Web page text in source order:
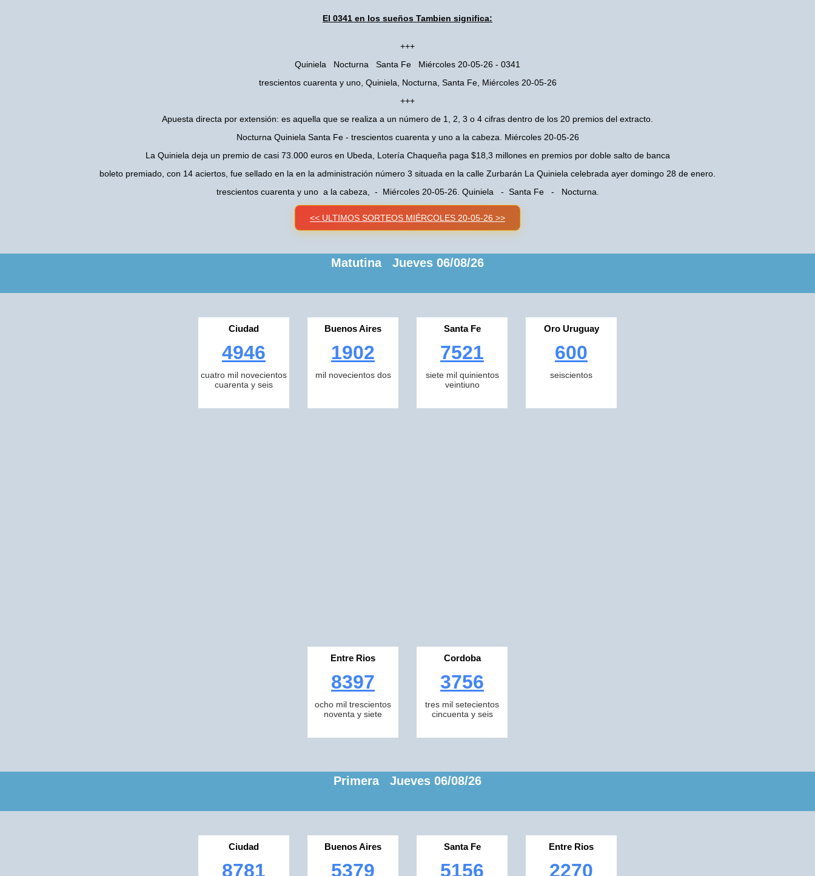
El 0341 en los sueños Tambien significa:
+++
Quiniela Nocturna Santa Fe Miércoles 20-05-26 - 0341
trescientos cuarenta y uno, Quiniela, Nocturna, Santa Fe, Miércoles 20-05-26
+++
Apuesta directa por extensión: es aquella que se realiza a un número de 1, 2, 3 o 4 cifras dentro de los 20 premios del extracto.
Nocturna Quiniela Santa Fe - trescientos cuarenta y uno a la cabeza. Miércoles 20-05-26
La Quiniela deja un premio de casi 73.000 euros en Ubeda, Lotería Chaqueña paga $18,3 millones en premios por doble salto de banca
boleto premiado, con 14 aciertos, fue sellado en la en la administración número 3 situada en la calle Zurbarán La Quiniela celebrada ayer domingo 28 de enero.
trescientos cuarenta y uno a la cabeza, - Miércoles 20-05-26. Quiniela - Santa Fe - Nocturna.
<< ULTIMOS SORTEOS MIÉRCOLES 20-05-26 >>
Matutina Jueves 06/08/26
Ciudad
4946
cuatro mil novecientos
cuarenta y seis
Buenos Aires
1902
mil novecientos dos
Santa Fe
7521
siete mil quinientos
veintiuno
Oro Uruguay
600
seiscientos
Entre Rios
8397
ocho mil trescientos
noventa y siete
Cordoba
3756
tres mil setecientos
cincuenta y seis
Primera Jueves 06/08/26
Ciudad
8781
Buenos Aires
5379
Santa Fe
5156
Entre Rios
2270